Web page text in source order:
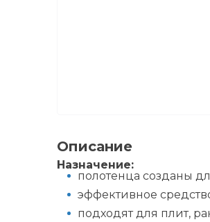
Описание
Назначение:
полотенца созданы
эффективное
подходят для плит,